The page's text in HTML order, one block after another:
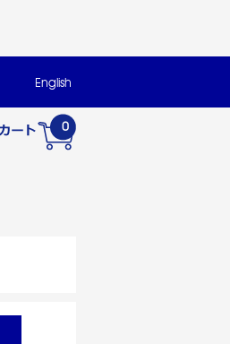
English
0